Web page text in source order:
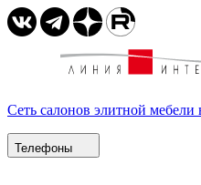
Сеть салонов элитной мебели
Телефоны